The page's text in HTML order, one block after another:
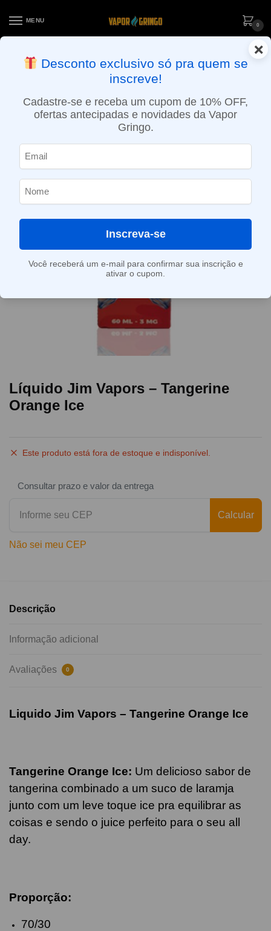
MENU
0
ENTREGA NO MESMO DIA EM SÃO PAULO (SEG A SEX): PEDIDOS
APROVADOS ATÉ 15:30 VIA MOTOBOY
Líquido Jim Vapors – Tangerine
Orange Ice
Este produto está fora de estoque e indisponível.
Consultar prazo e valor da entrega
Calcular
Não sei meu CEP
Descrição
Informação adicional
Avaliações 0
Liquido Jim Vapors – Tangerine Orange Ice
Tangerine Orange Ice: Um delicioso sabor de
tangerina combinado a um suco de laramja
junto com um leve toque ice pra equilibrar as
coisas e sendo o juice perfeito para o seu all
day.
Proporção:
70/30
×
Desconto exclusivo só pra quem se
inscreve!
Cadastre-se e receba um cupom de 10% OFF,
ofertas antecipadas e novidades da Vapor
Gringo.
Inscreva-se
Você receberá um e-mail para confirmar sua inscrição e
ativar o cupom.